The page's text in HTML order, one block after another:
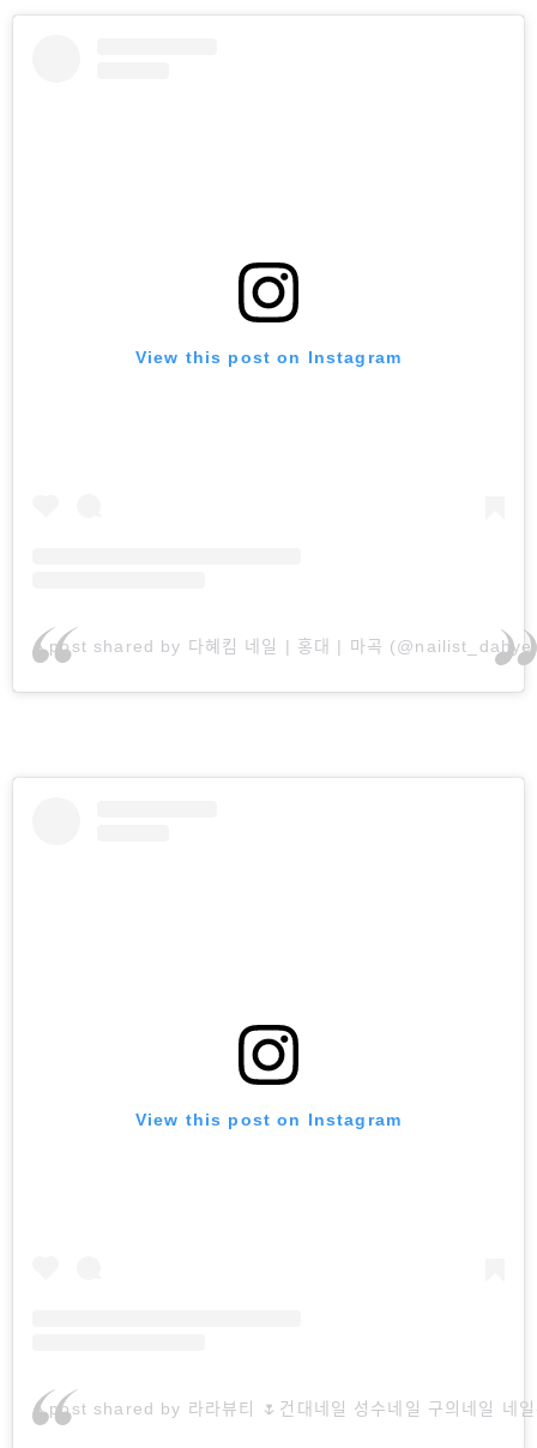
View this post on Instagram
A post shared by 다혜킴 네일 | 홍대 | 마곡
View this post on Instagram
A post shared by 라라뷰티 🌷건대네일 성수네일 구의네일